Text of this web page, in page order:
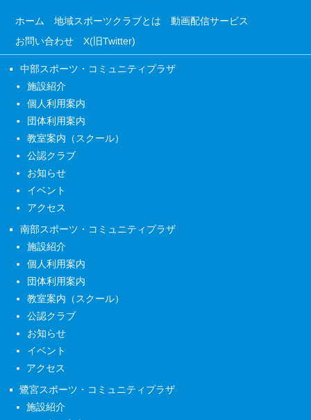
ホーム 地域スポーツクラブとは 動画配信サービス
お問い合わせ X(旧Twitter)
中部スポーツ・コミュニティプラザ
施設紹介
個人利用案内
団体利用案内
教室案内（スクール）
公認クラブ
お知らせ
イベント
アクセス
南部スポーツ・コミュニティプラザ
施設紹介
個人利用案内
団体利用案内
教室案内（スクール）
公認クラブ
お知らせ
イベント
アクセス
鷺宮スポーツ・コミュニティプラザ
施設紹介